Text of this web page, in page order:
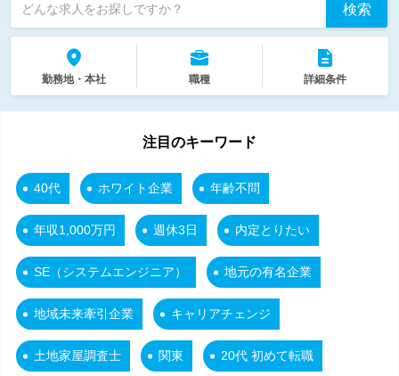
どんな求人をお探しですか？ 検索
勤務地・本社 職種 詳細条件
注目のキーワード
40代 ホワイト企業 年齢不問
年収1,000万円 週休3日 内定とりたい
SE（システムエンジニア） 地元の有名企業
地域未来牽引企業 キャリアチェンジ
土地家屋調査士 関東 20代 初めて転職